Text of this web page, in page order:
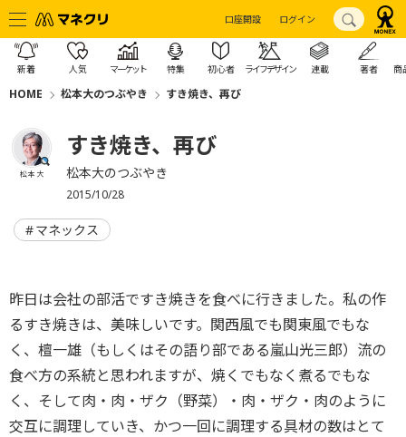
口座開設 ログイン
新着 人気 マーケット 特集 初心者 ライフデザイン 連載 著者 商
HOME 松本大のつぶやき すき焼き、再び
松本 大
すき焼き、再び
松本大のつぶやき
2015/10/28
マネックス
昨日は会社の部活ですき焼きを食べに行きました。私の作
るすき焼きは、美味しいです。関西風でも関東風でもな
く、檀一雄（もしくはその語り部である嵐山光三郎）流の
食べ方の系統と思われますが、焼くでもなく煮るでもな
く、そして肉・肉・ザク（野菜）・肉・ザク・肉のように
交互に調理していき、かつ一回に調理する具材の数はとて